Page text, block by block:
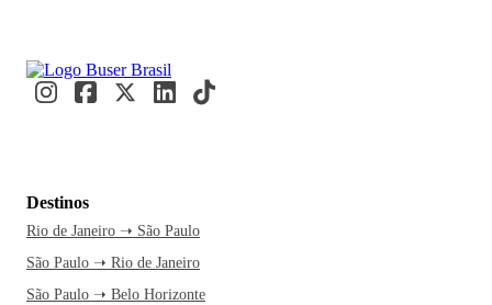
Destinos
Rio de Janeiro ➝ São Paulo
São Paulo ➝ Rio de Janeiro
São Paulo ➝ Belo Horizonte